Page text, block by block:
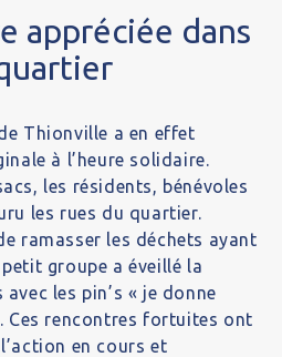
appréciée dans
Thionville a en effet
à l’heure solidaire.
les résidents, bénévoles
les rues du quartier.
ramasser les déchets ayant
groupe a éveillé la
les pin’s « je donne
Ces rencontres fortuites ont
en cours et